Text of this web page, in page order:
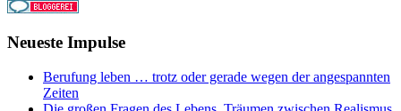
Neueste Impulse
Berufung leben … trotz oder gerade wegen der angespannten
Zeiten